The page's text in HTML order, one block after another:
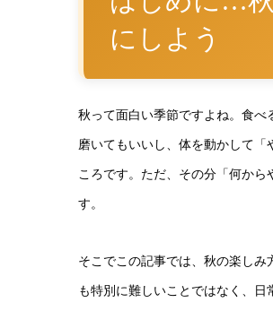
にしよう
秋って面白い季節ですよね。食
磨いてもいいし、体を動かして
ころです。ただ、その分「何か
す。
そこでこの記事では、秋の楽し
も特別に難しいことではなく、日